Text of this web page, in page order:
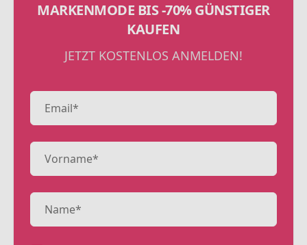
MARKENMODE BIS -70% GÜNSTIGER
KAUFEN
JETZT KOSTENLOS ANMELDEN!